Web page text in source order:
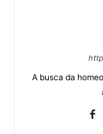
A busca da